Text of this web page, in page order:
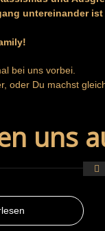
untereinander
bei uns vorbei.
oder Du machst
uns